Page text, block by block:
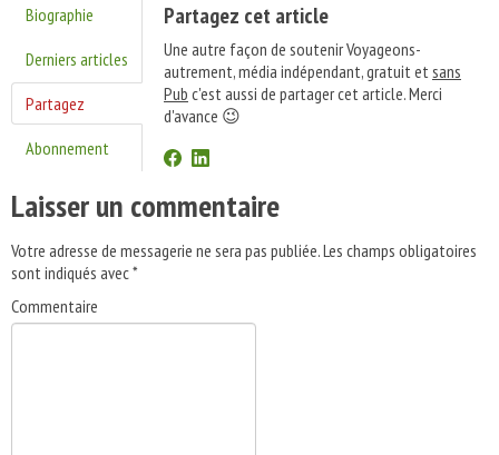
Biographie
Derniers articles
Partagez
Abonnement
Partagez cet article
Une autre façon de soutenir Voyageons-
autrement, média indépendant, gratuit etsans
Pub c'est aussi de partager cet article. Merci
d'avance 😉
Laisser un commentaire
Votre adresse de messagerie ne sera pas publiée.Les champs obligatoires
sont indiqués avec*
Commentaire